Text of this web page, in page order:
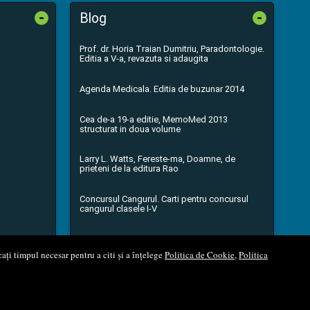
timpul necesar pentru a citi și a înțelegePolitica de Cookie,Politica
- Blog -
Prof. dr. Horia Traian Dumitriu, Paradontologie.
Editia a V-a, revazuta si adaugita
Agenda Medicala. Editia de buzunar 2014
Cea de-a 19-a editie, MemoMed 2013
structurat in doua volume
Larry L. Watts, Fereste-ma, Doamne, de
prieteni de la editura Rao
Concursul Cangurul. Carti pentru concursul
cangurul clasele I-V